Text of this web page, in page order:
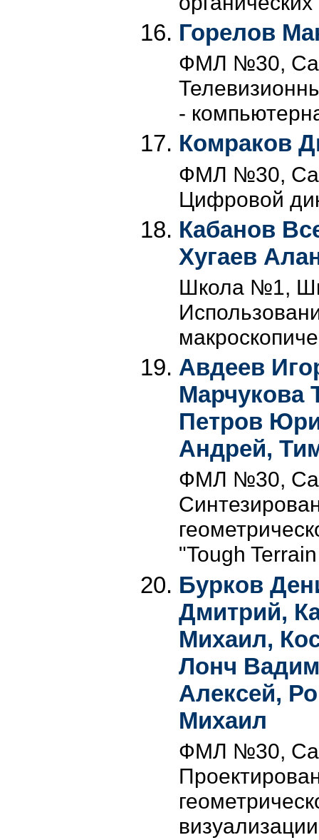
Горелов
ФМЛ №30,
-
Комраков
ФМЛ №30,
Цифровой
Кабанов
Хугаев
Школа №1,
Авдеев
Марчукова
Петров
Андрей,
ФМЛ №30,
"Tough
Бурков
Дмитрий,
Михаил,
Лонч
Алексей,
Михаил
ФМЛ №30,